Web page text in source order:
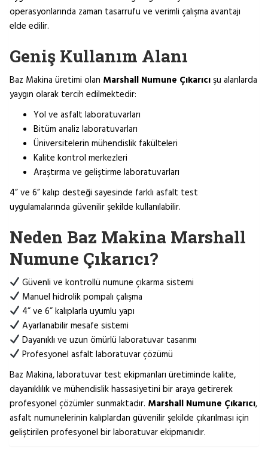
operasyonlarında zaman tasarrufu ve verimli çalışma avantajı
elde edilir.
Geniş Kullanım Alanı
Baz Makina üretimi olan Marshall Numune Çıkarıcışu alanlarda
yaygın olarak tercih edilmektedir:
Yol ve asfalt laboratuvarları
Bitüm analiz laboratuvarları
Üniversitelerin mühendislik fakülteleri
Kalite kontrol merkezleri
Araştırma ve geliştirme laboratuvarları
4” ve 6” kalıp desteği sayesinde farklı asfalt test
uygulamalarında güvenilir şekilde kullanılabilir.
Neden Baz Makina Marshall
Numune Çıkarıcı?
Güvenli ve kontrollü numune çıkarma sistemi
Manuel hidrolik pompalı çalışma
4” ve 6” kalıplarla uyumlu yapı
Ayarlanabilir mesafe sistemi
Dayanıklı ve uzun ömürlü laboratuvar tasarımı
Profesyonel asfalt laboratuvar çözümü
Baz Makina, laboratuvar test ekipmanları üretiminde kalite,
dayanıklılık ve mühendislik hassasiyetini bir araya getirerek
profesyonel çözümler sunmaktadır. Marshall Numune Çıkarıcı,
asfalt numunelerinin kalıplardan güvenilir şekilde çıkarılması için
geliştirilen profesyonel bir laboratuvar ekipmanıdır.